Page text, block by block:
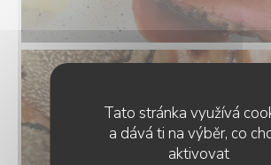
Tato stránka využívá
a dává ti na výběr, co
aktivovat